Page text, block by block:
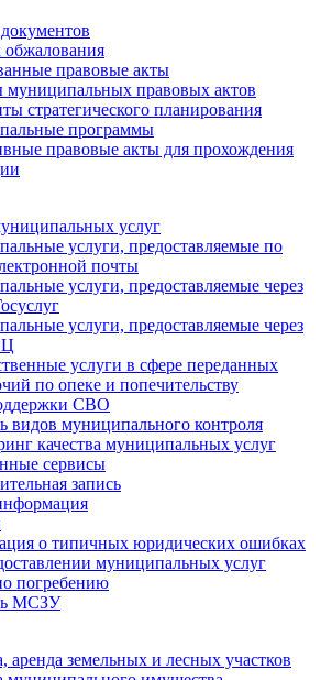
обжалования
правовые акты
муниципальных правовых актов
стратегического планирования
программы
правовые акты для прохождения
услуг
услуги, предоставляемые по
почты
услуги, предоставляемые через
услуги, предоставляемые через
услуги в сфере переданных
по опеке и попечительству
СВО
видов муниципального контроля
качества муниципальных услуг
сервисы
запись
о типичных юридических ошибках
муниципальных услуг
погребению
МСЗУ
аренда земельных и лесных участков